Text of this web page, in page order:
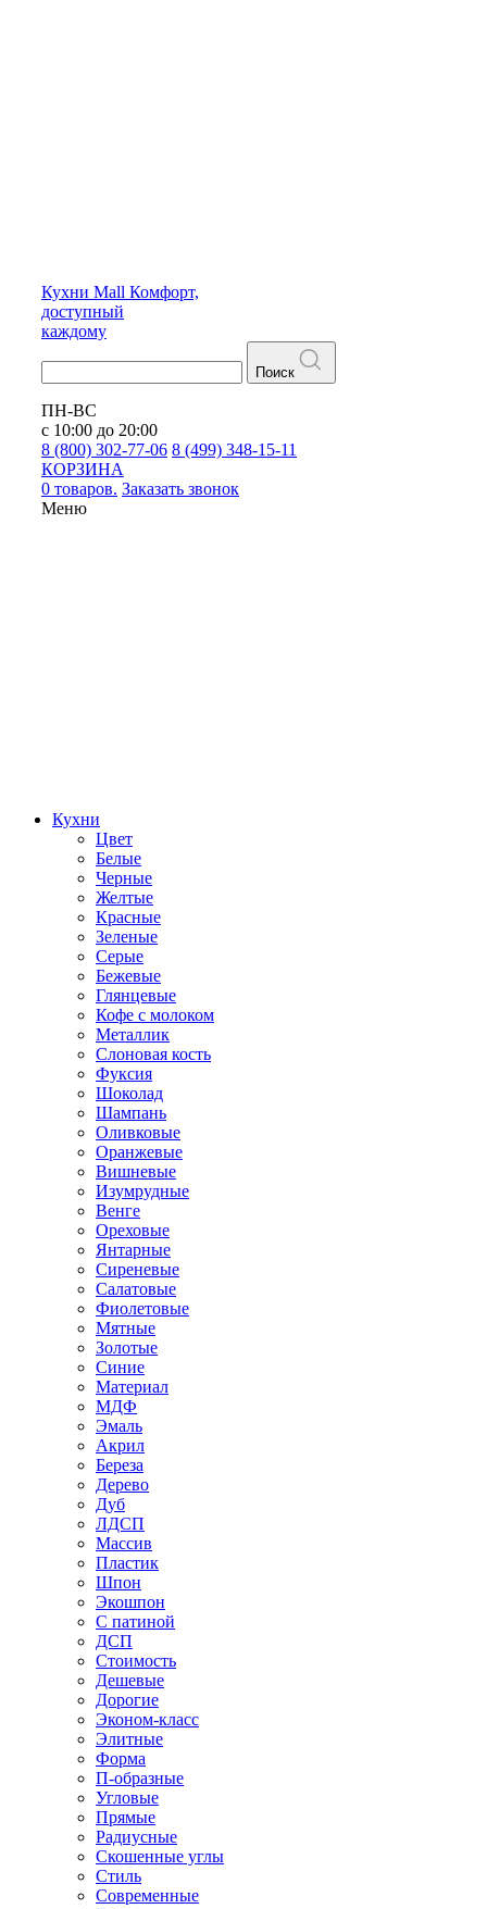
Кухни Mall Комфорт,
доступный
каждому
Поиск
ПН-ВС
с 10:00 до 20:00
8 (800) 302-77-06 8 (499) 348-15-11
КОРЗИНА
0 товаров. Заказать звонок
Меню
Кухни
Цвет
Белые
Черные
Желтые
Красные
Зеленые
Серые
Бежевые
Глянцевые
Кофе с молоком
Металлик
Слоновая кость
Фуксия
Шоколад
Шампань
Оливковые
Оранжевые
Вишневые
Изумрудные
Венге
Ореховые
Янтарные
Сиреневые
Салатовые
Фиолетовые
Мятные
Золотые
Синие
Материал
МДФ
Эмаль
Акрил
Береза
Дерево
Дуб
ЛДСП
Массив
Пластик
Шпон
Экошпон
С патиной
ДСП
Стоимость
Дешевые
Дорогие
Эконом-класс
Элитные
Форма
П-образные
Угловые
Прямые
Радиусные
Скошенные углы
Стиль
Современные